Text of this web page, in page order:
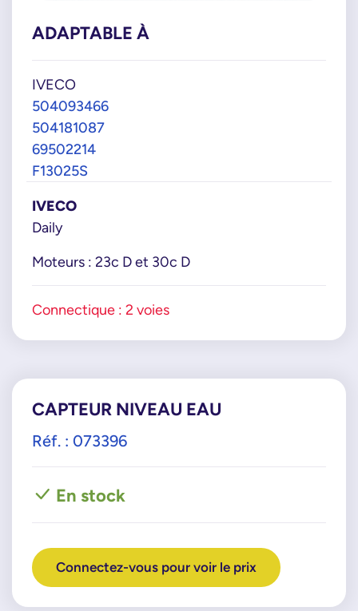
ADAPTABLE À
IVECO
504093466
504181087
69502214
F13025S
IVECO
Daily
Moteurs : 23c D et 30c D
Connectique : 2 voies
CAPTEUR NIVEAU EAU
Réf. : 073396
En stock
Connectez-vous pour voir le prix